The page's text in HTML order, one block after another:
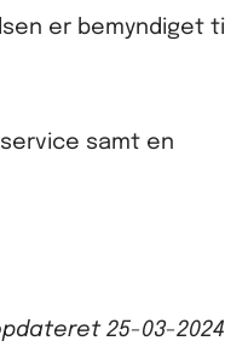
er bemyndiget til
samt en
25-03-2024